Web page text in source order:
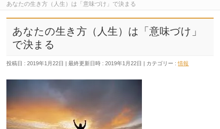
あなたの生き方（人生）は「意味づけ」で決まる
あなたの生き方（人生）は「意味づけ」
で決まる
投稿日 : 2019年1月22日 最終更新日時 : 2019年1月22日 カテゴリー :情報